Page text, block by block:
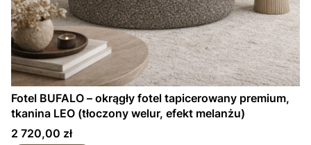
Fotel BUFALO – okrągły fotel tapicerowany premium,
tkanina LEO (tłoczony welur, efekt melanżu)
Cena
2 720,00 zł